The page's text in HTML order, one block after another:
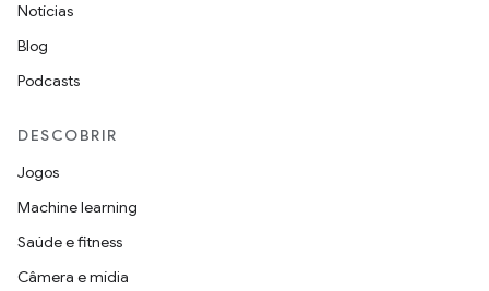
Notícias
Blog
Podcasts
DESCOBRIR
Jogos
Machine learning
Saúde e fitness
Câmera e mídia